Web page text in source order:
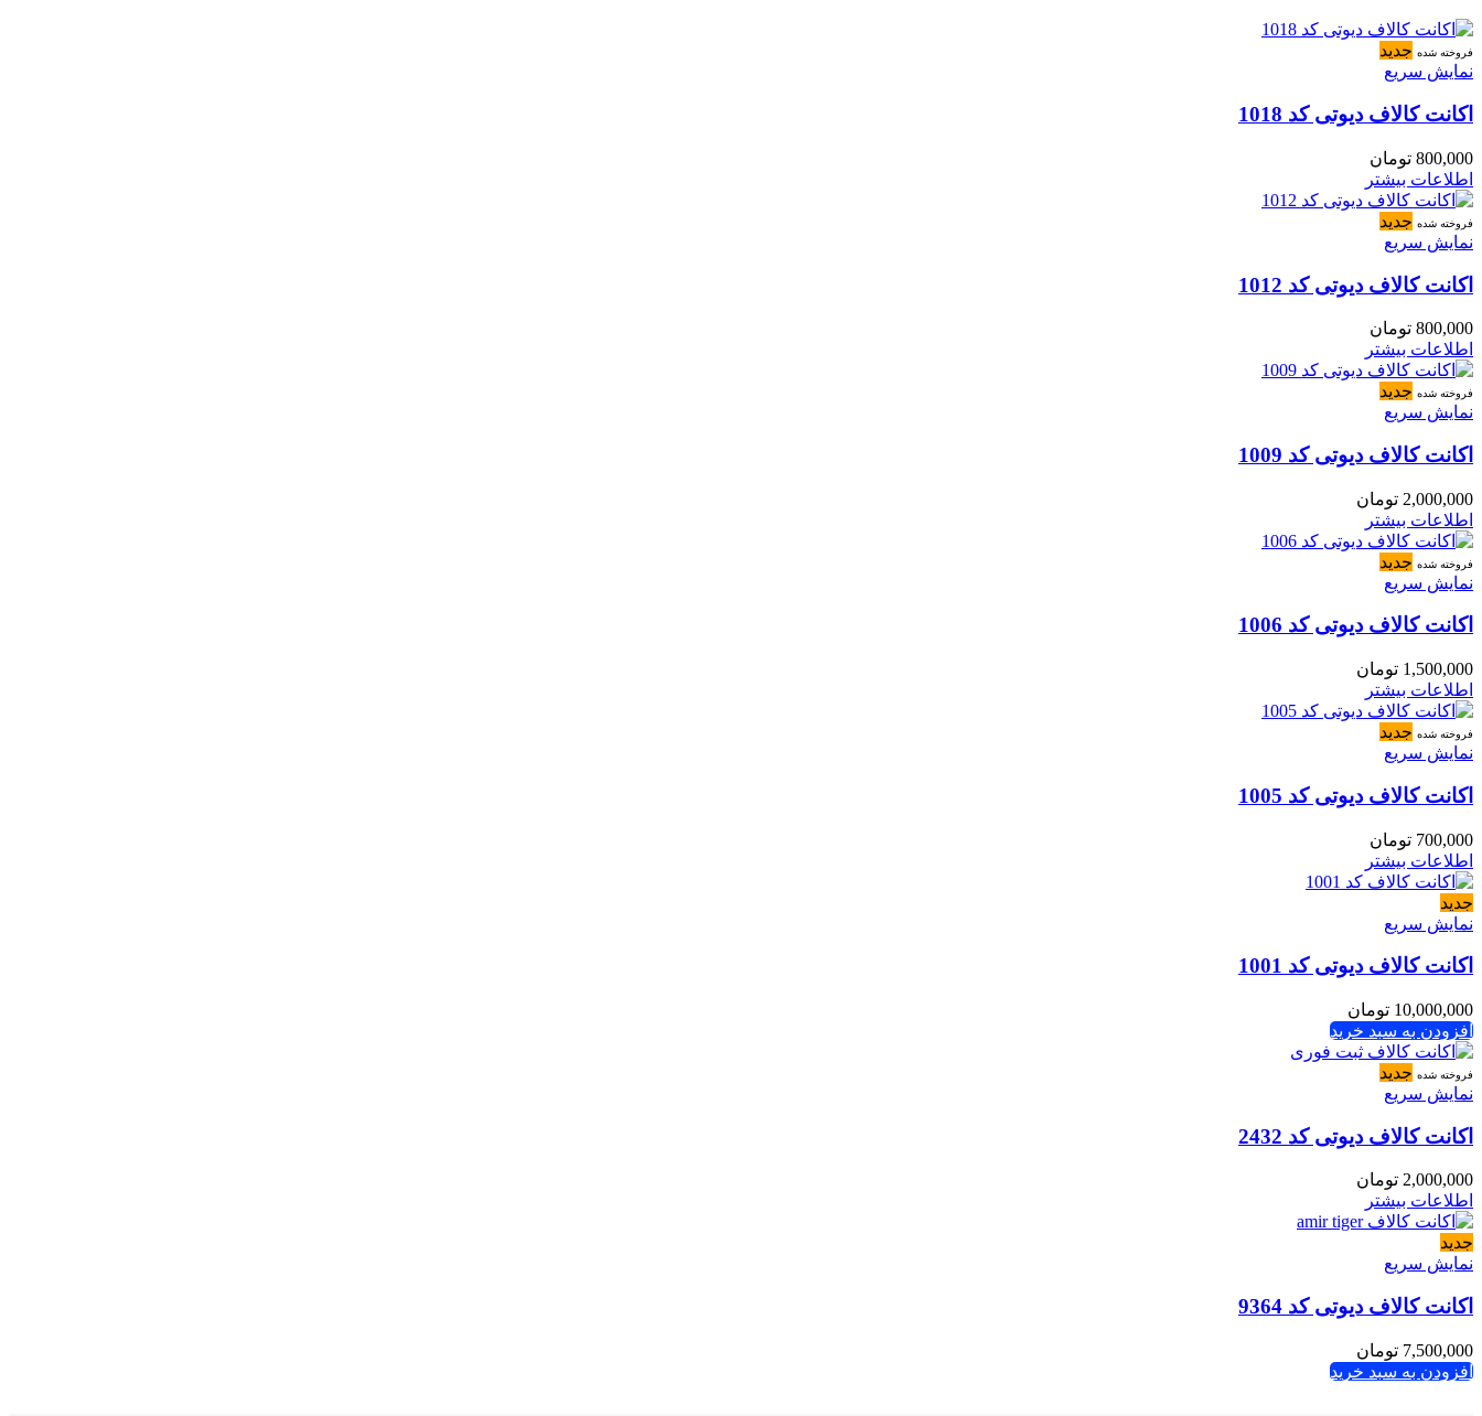
فروخته شده جدید
نمایش سریع
اکانت کالاف دیوتی کد 1018
800,000 تومان
اطلاعات بیشتر
فروخته شده جدید
نمایش سریع
اکانت کالاف دیوتی کد 1012
800,000 تومان
اطلاعات بیشتر
فروخته شده جدید
نمایش سریع
اکانت کالاف دیوتی کد 1009
2,000,000 تومان
اطلاعات بیشتر
فروخته شده جدید
نمایش سریع
اکانت کالاف دیوتی کد 1006
1,500,000 تومان
اطلاعات بیشتر
فروخته شده جدید
نمایش سریع
اکانت کالاف دیوتی کد 1005
700,000 تومان
اطلاعات بیشتر
جدید
نمایش سریع
اکانت کالاف دیوتی کد 1001
10,000,000 تومان
افزودن به سبد خرید
فروخته شده جدید
نمایش سریع
اکانت کالاف دیوتی کد 2432
2,000,000 تومان
اطلاعات بیشتر
جدید
نمایش سریع
اکانت کالاف دیوتی کد 9364
7,500,000 تومان
افزودن به سبد خرید